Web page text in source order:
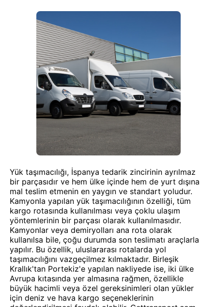
Yük taşımacılığı, İspanya tedarik zincirinin ayrılmaz
bir parçasıdır ve hem ülke içinde hem de yurt dışına
mal teslim etmenin en yaygın ve standart yoludur.
Kamyonla yapılan yük taşımacılığının özelliği, tüm
kargo rotasında kullanılması veya çoklu ulaşım
yöntemlerinin bir parçası olarak kullanılmasıdır.
Kamyonlar veya demiryolları ana rota olarak
kullanılsa bile, çoğu durumda son teslimatı araçlarla
yapılır. Bu özellik, uluslararası rotalarda yol
taşımacılığını vazgeçilmez kılmaktadır. Birleşik
Krallık'tan Portekiz'e yapılan nakliyede ise, iki ülke
Avrupa kıtasında yer almasına rağmen, özellikle
büyük hacimli veya özel gereksinimleri olan yükler
için deniz ve hava kargo seçeneklerinin